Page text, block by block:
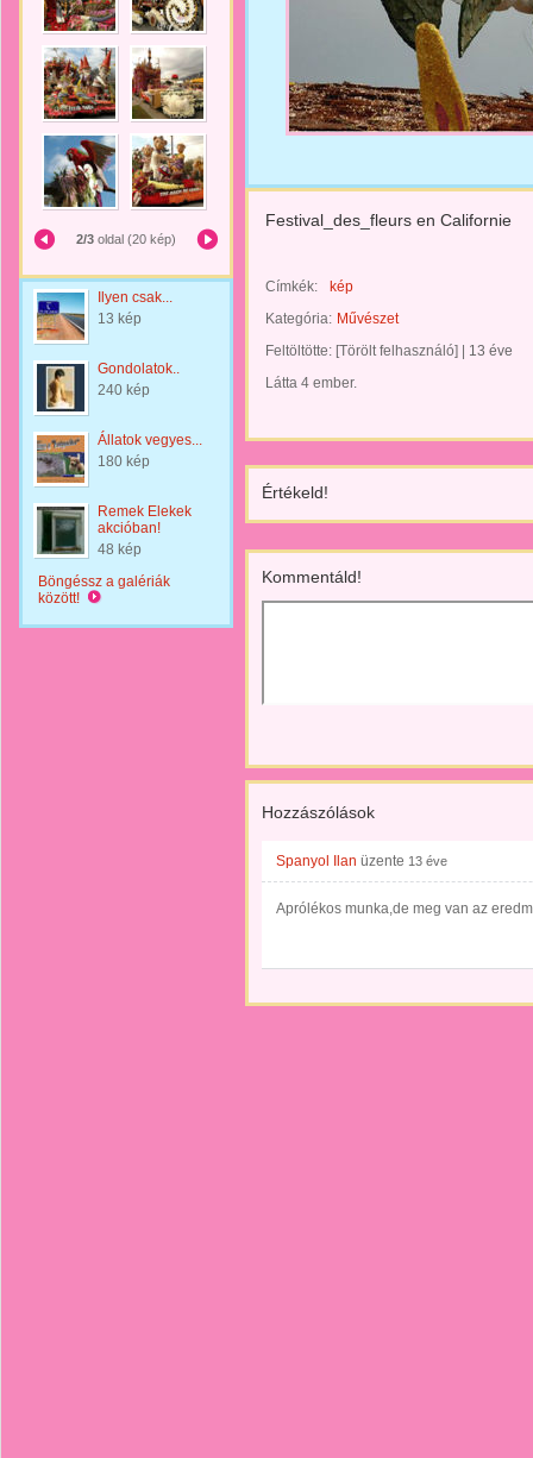
2/3 oldal (20 kép)
Ilyen csak...
13 kép
Gondolatok..
240 kép
Állatok vegyes...
180 kép
Remek Elekek
akcióban!
48 kép
Böngéssz a galériák
között!
Festival_des_fleurs en Californie
Címkék:
kép
Kategória: Művészet
Feltöltötte: [Törölt felhasználó]
13 éve
Látta 4 ember.
Értékeld!
Kommentáld!
Hozzászólások
Spanyol Ilan üzente 13 éve
Aprólékos munka,de meg van az